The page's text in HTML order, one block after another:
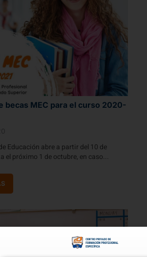
becas MEC para el curso 2020-
Educación abre a partir del 10 de
el próximo 1 de octubre, en caso...